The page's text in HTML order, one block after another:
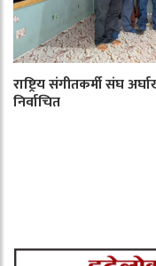
राष्ट्रिय संगीतकर्मी संघ
निर्वाचित